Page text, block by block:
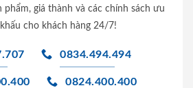
giá thành và các chính sách ưu
cho khách hàng 24/7!
0834.494.494
0824.400.400